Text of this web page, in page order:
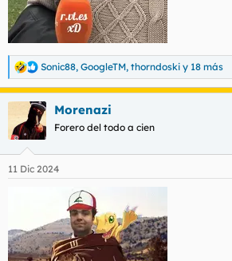
R
e
a
c
i
e
Sonic88, GoogleTM, thorndoski y 18 más
Morenazi
Forero del todo a cien
11 Dic 2024